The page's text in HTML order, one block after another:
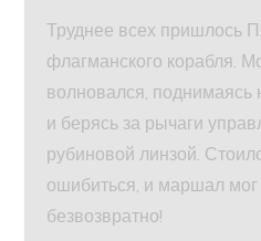
Труднее всех пришлось
флагманского корабля.
волновался,
и берясь за рычаги
рубиновой линзой.
ошибиться, и маршал мог
безвозвратно!